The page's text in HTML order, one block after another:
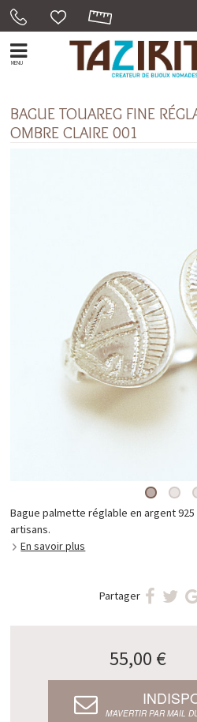
MENU
BAGUE TOUAREG FINE
OMBRE CLAIRE 001
Bague palmette réglable en argent
artisans.
En savoir plus
Partager
55,00 €
M’AVERTIR PAR MAIL